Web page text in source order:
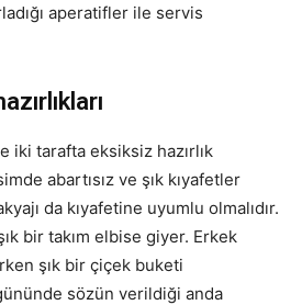
aperatifler ile servis
iki tarafta eksiksiz hazırlık
abartısız ve şık kıyafetler
da kıyafetine uyumlu olmalıdır.
bir takım elbise giyer. Erkek
şık bir çiçek buketi
sözün verildiği anda